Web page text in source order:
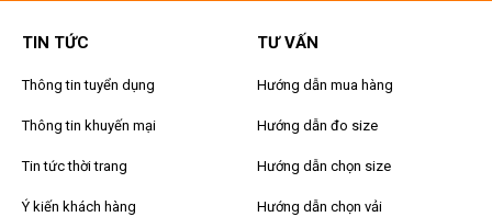
TIN TỨC
Thông tin tuyển dụng
Thông tin khuyến mại
Tin tức thời trang
Ý kiến khách hàng
TƯ VẤN
Hướng dẫn mua hàng
Hướng dẫn đo size
Hướng dẫn chọn size
Hướng dẫn chọn vải